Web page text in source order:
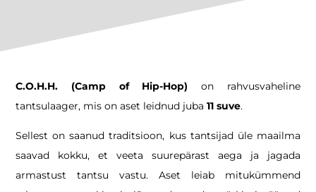
C.O.H.H. (Camp of Hip-Hop) on rahvusvaheline
tantsulaager, mis on aset leidnud juba11 suve.
Sellest on saanud traditsioon, kus tantsijad üle maailma
saavad kokku, et veeta suurepärast aega ja jagada
armastust tantsu vastu. Aset leiab mitukümmend